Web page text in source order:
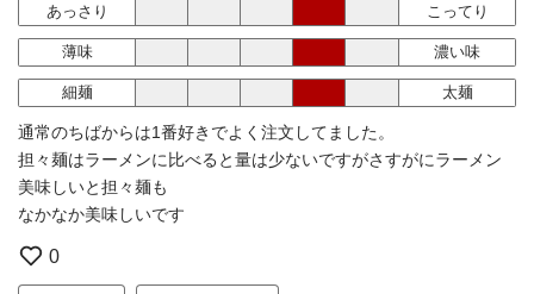
あっさり こってり
薄味 濃い味
細麺 太麺
通常のちばからは1番好きでよく注文してました。
担々麺はラーメンに比べると量は少ないですがさすがにラーメン
美味しいと担々麺も
なかなか美味しいです
0